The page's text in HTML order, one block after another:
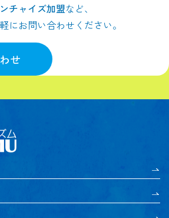
チャイズ加盟など、
にお問い合わせください。
せ